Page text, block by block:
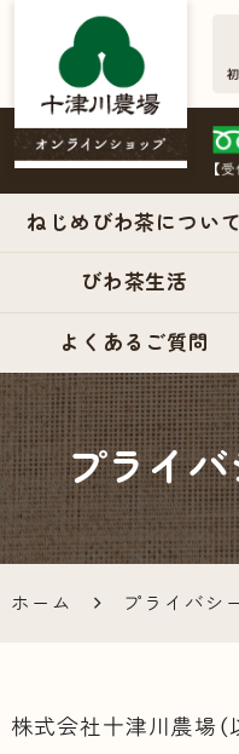
ねじめび
わ茶の十
津川農場
公式オン
ラインシ
ョップ
ねじめびわ茶について
びわ茶生活
よくあるご質問
プライ
ホーム プライバシ
株式会社十津川農場（